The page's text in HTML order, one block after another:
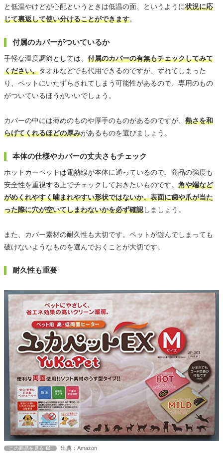
と低温やけどが心配というときは低温の面、というように状況に応
じて裏返して使い分けることができます。
付属のカバーがついているか
手軽な温度調節としては、 付属のカバーの有無もチェックしてみて
ください。タオルなどでも代用できるのですが、ずれてしまった
り、ペットにいたずらされてしまう可能性があるので、専用のもの
がついているほうがいいでしょう。
カバーの中には薄めのものや厚手のものがあるのですが、 熱さを和
らげてくれるほどの厚みがあるものを選びましょう。
本体の仕様やカバーの丈夫さもチェック
ホットカーペットは電熱線が本体に通っているので、商品の強度も
安全性を重視する上でチェックしておきたいものです。 角や端など
がめくれやすく噛まれやすい形状ではないか、表面に歯や爪が当た
った際に穴が空いてしまわないかを必ず確認しましょう。
また、カバー素材の耐久性も大切です。ペットが遊んでしまっても
破けないようなものを選んでおくことが大切です。
耐久性も重要
この商品を見る 出典：Amazon